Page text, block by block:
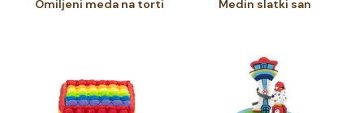
Omiljeni meda na torti Medin slatki san